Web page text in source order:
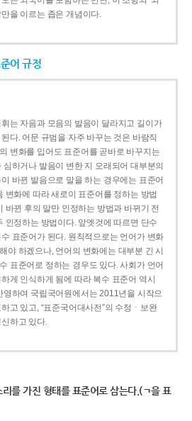
을 이르는 좁은 개념이다.
어 규정
는 자음과 모음의 발음이 달라지고 길이가
다. 어문 규범을 자주 바꾸는 것은 바람직
변화를 입어도 표준어를 곧바로 바꾸지는
하거나 발음이 변한 지 오래되어 대부분의
바뀐 발음으로 말을 하는 경우에는 표준어
변화에 따라 새로이 표준어를 정하는 방법
바뀐 후의 말만 인정하는 방법과 바뀌기 전
인정하는 방법이다. 앞엣것에 따르면 단수
표준어가 된다. 원칙적으로는 언어가 변화
야 하겠으나, 언어의 변화에는 대부분 긴 시
표준어로 정하는 경우도 있다. 사회가 언어
게 인식하게 됨에 따라 복수 표준어 역시
영하여 국립국어원에서는 2011년을 시작으
고 있고, “표준국어대사전”의 수정ㆍ보완
하고 있다.
를 가진 형태를 표준어로 삼는다.(ㄱ을 표